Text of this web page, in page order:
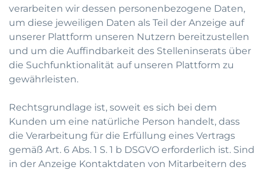
verarbeiten wir dessen personenbezogene Daten,
um diese jeweiligen Daten als Teil der Anzeige auf
unserer Plattform unseren Nutzern bereitzustellen
und um die Auffindbarkeit des Stelleninserats über
die Suchfunktionalität auf unseren Plattform zu
gewährleisten.
Rechtsgrundlage ist, soweit es sich bei dem
Kunden um eine natürliche Person handelt, dass
die Verarbeitung für die Erfüllung eines Vertrags
gemäß Art. 6 Abs. 1 S. 1 b DSGVO erforderlich ist. Sind
in der Anzeige Kontaktdaten von Mitarbeitern des